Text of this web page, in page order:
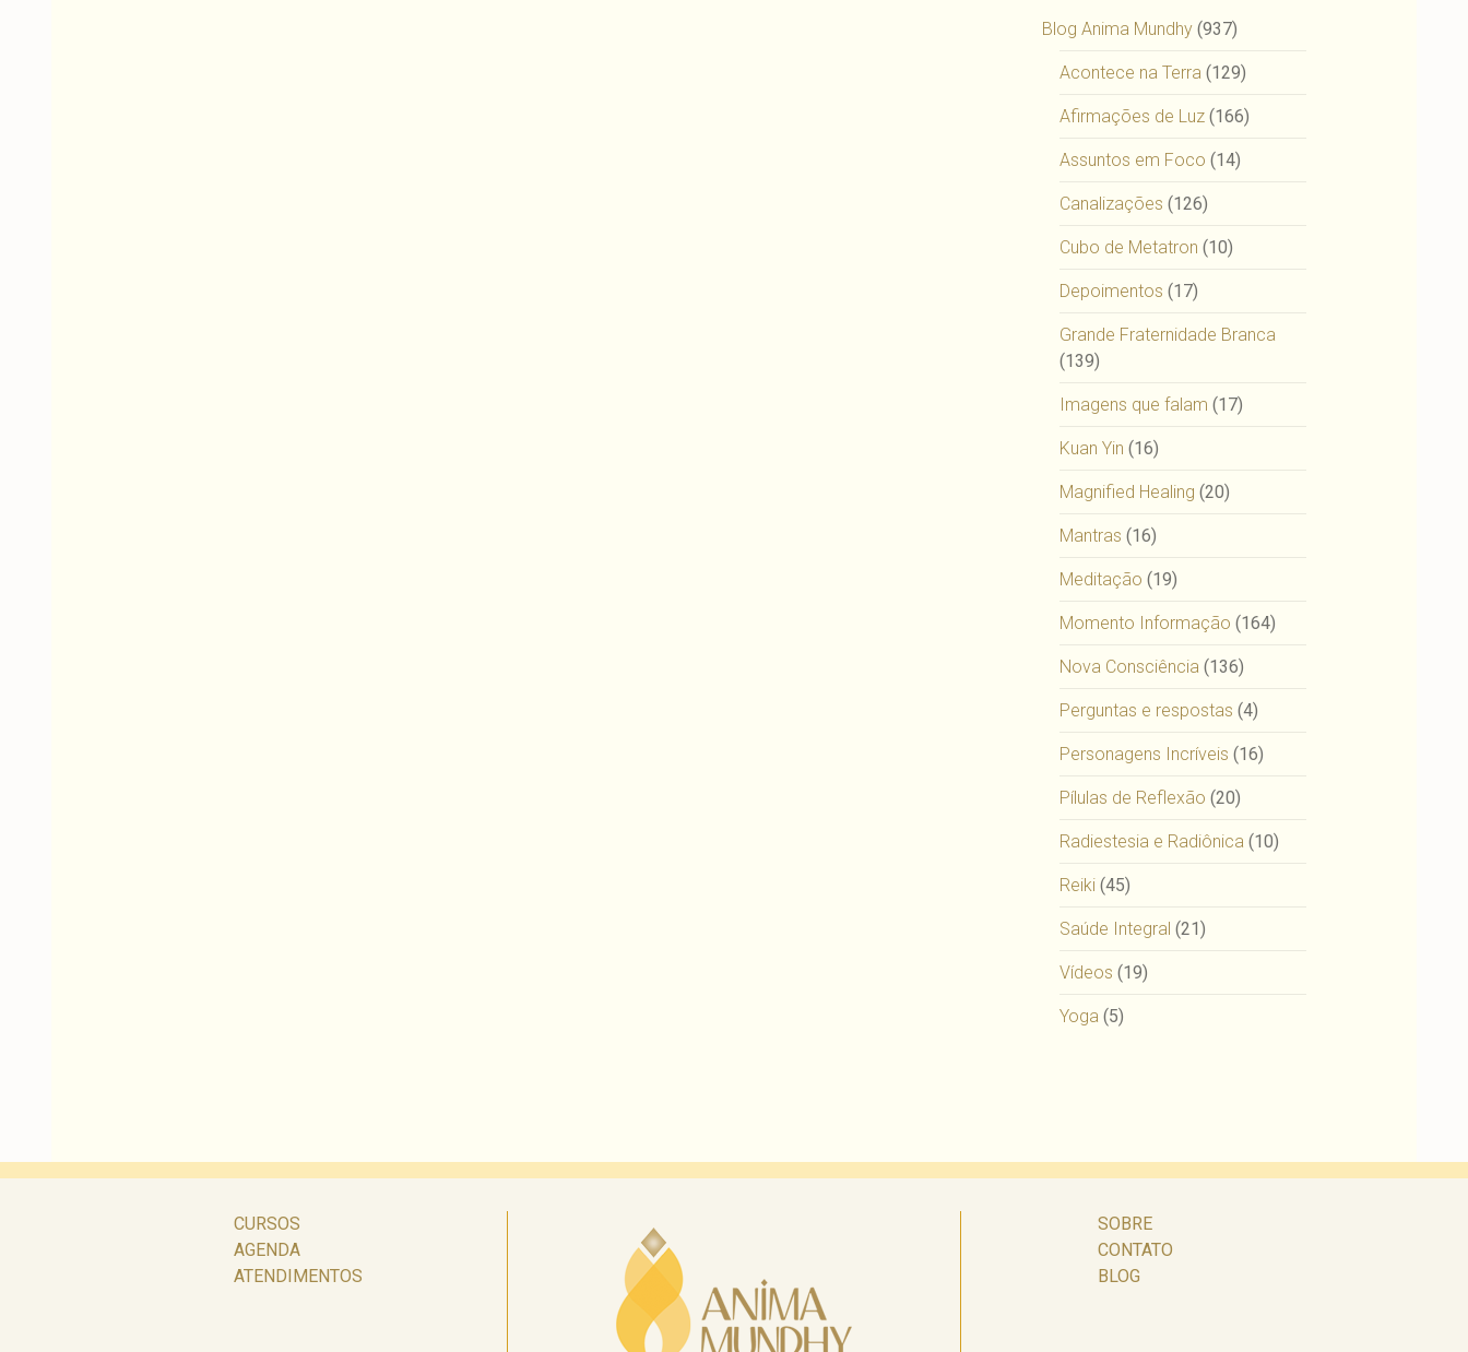
Blog Anima Mundhy (937)
Acontece na Terra (129)
Afirmações de Luz (166)
Assuntos em Foco (14)
Canalizações (126)
Cubo de Metatron (10)
Depoimentos (17)
Grande Fraternidade Branca
(139)
Imagens que falam (17)
Kuan Yin (16)
Magnified Healing (20)
Mantras (16)
Meditação (19)
Momento Informação (164)
Nova Consciência (136)
Perguntas e respostas (4)
Personagens Incríveis (16)
Pílulas de Reflexão (20)
Radiestesia e Radiônica (10)
Reiki (45)
Saúde Integral (21)
Vídeos (19)
Yoga (5)
CURSOS
AGENDA
ATENDIMENTOS
SOBRE
CONTATO
BLOG